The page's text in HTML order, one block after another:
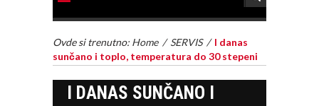
Ovde si trenutno: Home / SERVIS / I danas
sunčano i toplo, temperatura do 30 stepeni
I DANAS SUNČANO I